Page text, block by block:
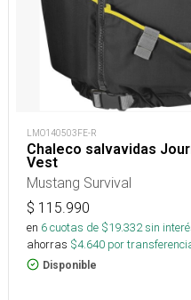
LMO140503FE-R
Chaleco salvavidas
Vest
Mustang Survival
$ 115.990
en 6cuotas de $19.332sin
ahorras $4.640 por
Disponible